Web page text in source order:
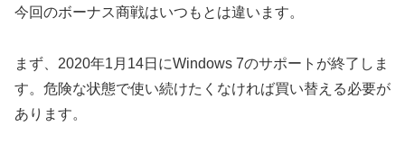
今回のボーナス商戦はいつもとは違います。
まず、2020年1月14日にWindows 7のサポートが終了しま
す。危険な状態で使い続けたくなければ買い替える必要が
あります。